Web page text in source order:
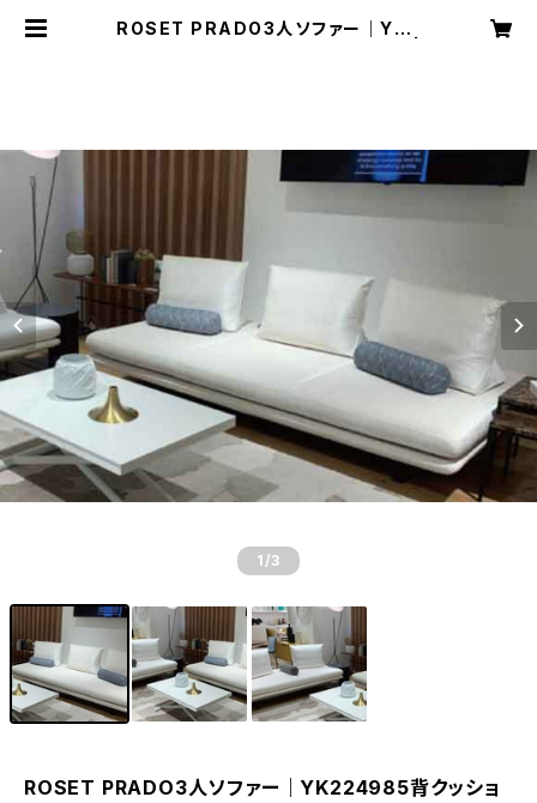
ROSET PRADO3人ソファー｜YK2
1 /3
ROSET PRADO3人ソファー｜YK224985背クッショ